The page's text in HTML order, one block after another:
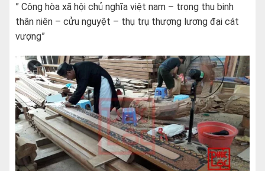
” Công hòa xã hội chủ nghĩa việt nam – trọng thu binh
thân niên – cửu nguyệt – thụ trụ thượng lương đại cát
vượng”